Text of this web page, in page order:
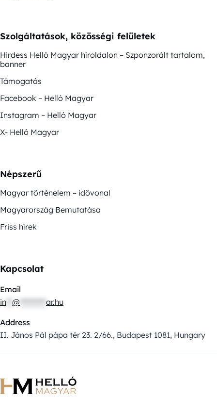
Szolgáltatások, közösségi felületek
Hirdess Helló Magyar híroldalon – Szponzorált tartalom,
banner
Támogatás
Facebook – Helló Magyar
Instagram – Helló Magyar
X- Helló Magyar
Népszerű
Magyar történelem – idővonal
Magyarország Bemutatása
Friss hírek
Kapcsolat
Email
in @ ar.hu
Address
II. János Pál pápa tér 23. 2/66., Budapest 1081, Hungary